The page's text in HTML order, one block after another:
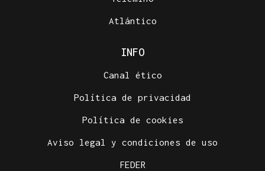
Atlántico
INFO
Canal ético
Política de privacidad
Política de cookies
Aviso legal y condiciones de uso
FEDER